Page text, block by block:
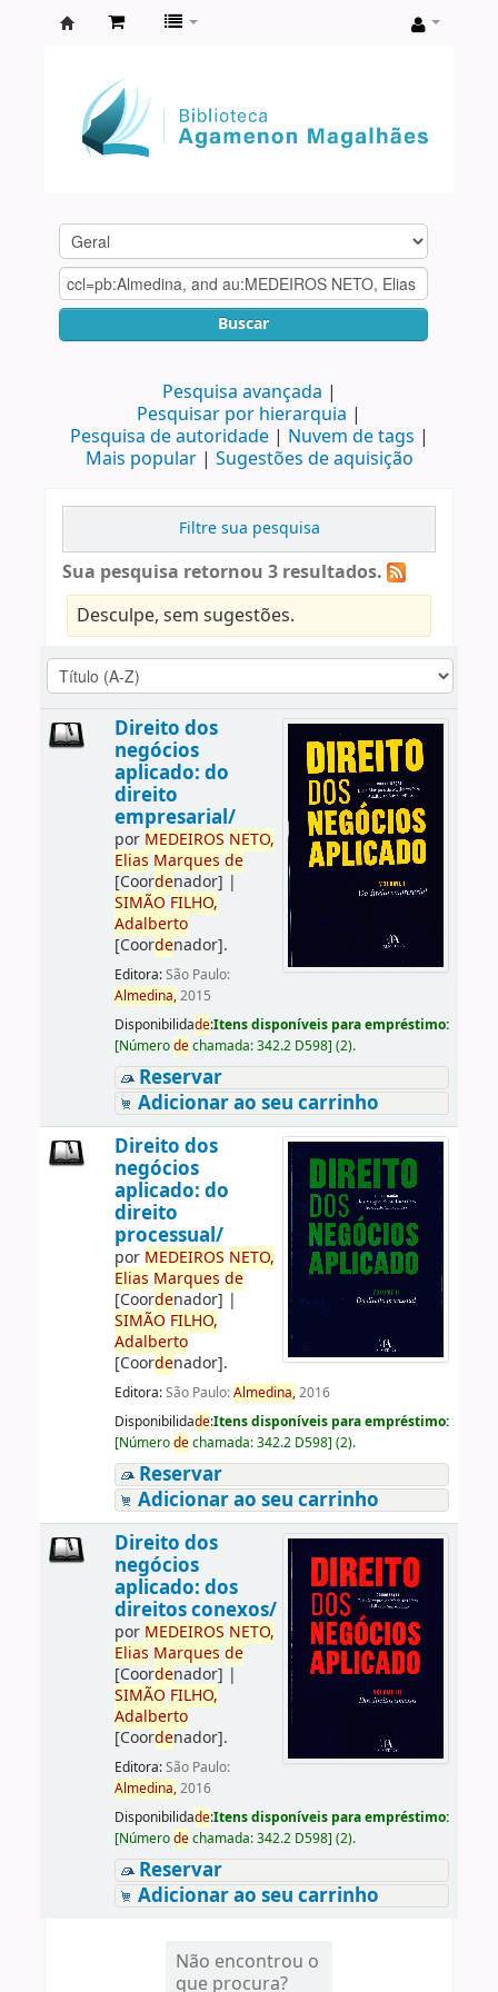
Agamenon
Magalhães
Buscar
Pesquisa avançada
Pesquisar por hierarquia
Pesquisa de autoridade
Nuvem de tags
Mais popular
Sugestões de aquisição
Filtre sua pesquisa
Sua pesquisa retornou 3 resultados.
Desculpe, sem sugestões.
Direito dos
negócios
aplicado: do
direito
empresarial/
por MEDEIROS NETO,
Elias Marques de
[Coordenador] |
SIMÃO FILHO,
Adalberto
[Coordenador].
Editora:São Paulo:
Almedina,2015
Disponibilidade:Itens disponíveis para empréstimo:
[Númerodechamada:342.2 D598] (2).
Reservar
Adicionar ao seu carrinho
Direito dos
negócios
aplicado: do
direito
processual/
por MEDEIROS NETO,
Elias Marques de
[Coordenador] |
SIMÃO FILHO,
Adalberto
[Coordenador].
Editora:São Paulo:Almedina,2016
Disponibilidade:Itens disponíveis para empréstimo:
[Númerodechamada:342.2 D598] (2).
Reservar
Adicionar ao seu carrinho
Direito dos
negócios
aplicado: dos
direitos conexos/
por MEDEIROS NETO,
Elias Marques de
[Coordenador] |
SIMÃO FILHO,
Adalberto
[Coordenador].
Editora:São Paulo:
Almedina,2016
Disponibilidade:Itens disponíveis para empréstimo:
[Númerodechamada:342.2 D598] (2).
Reservar
Adicionar ao seu carrinho
Não encontrou o
que procura?